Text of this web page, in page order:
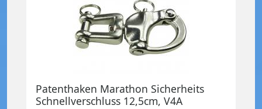
Patenthaken Marathon Sicherheits
Schnellverschluss 12,5cm, V4A